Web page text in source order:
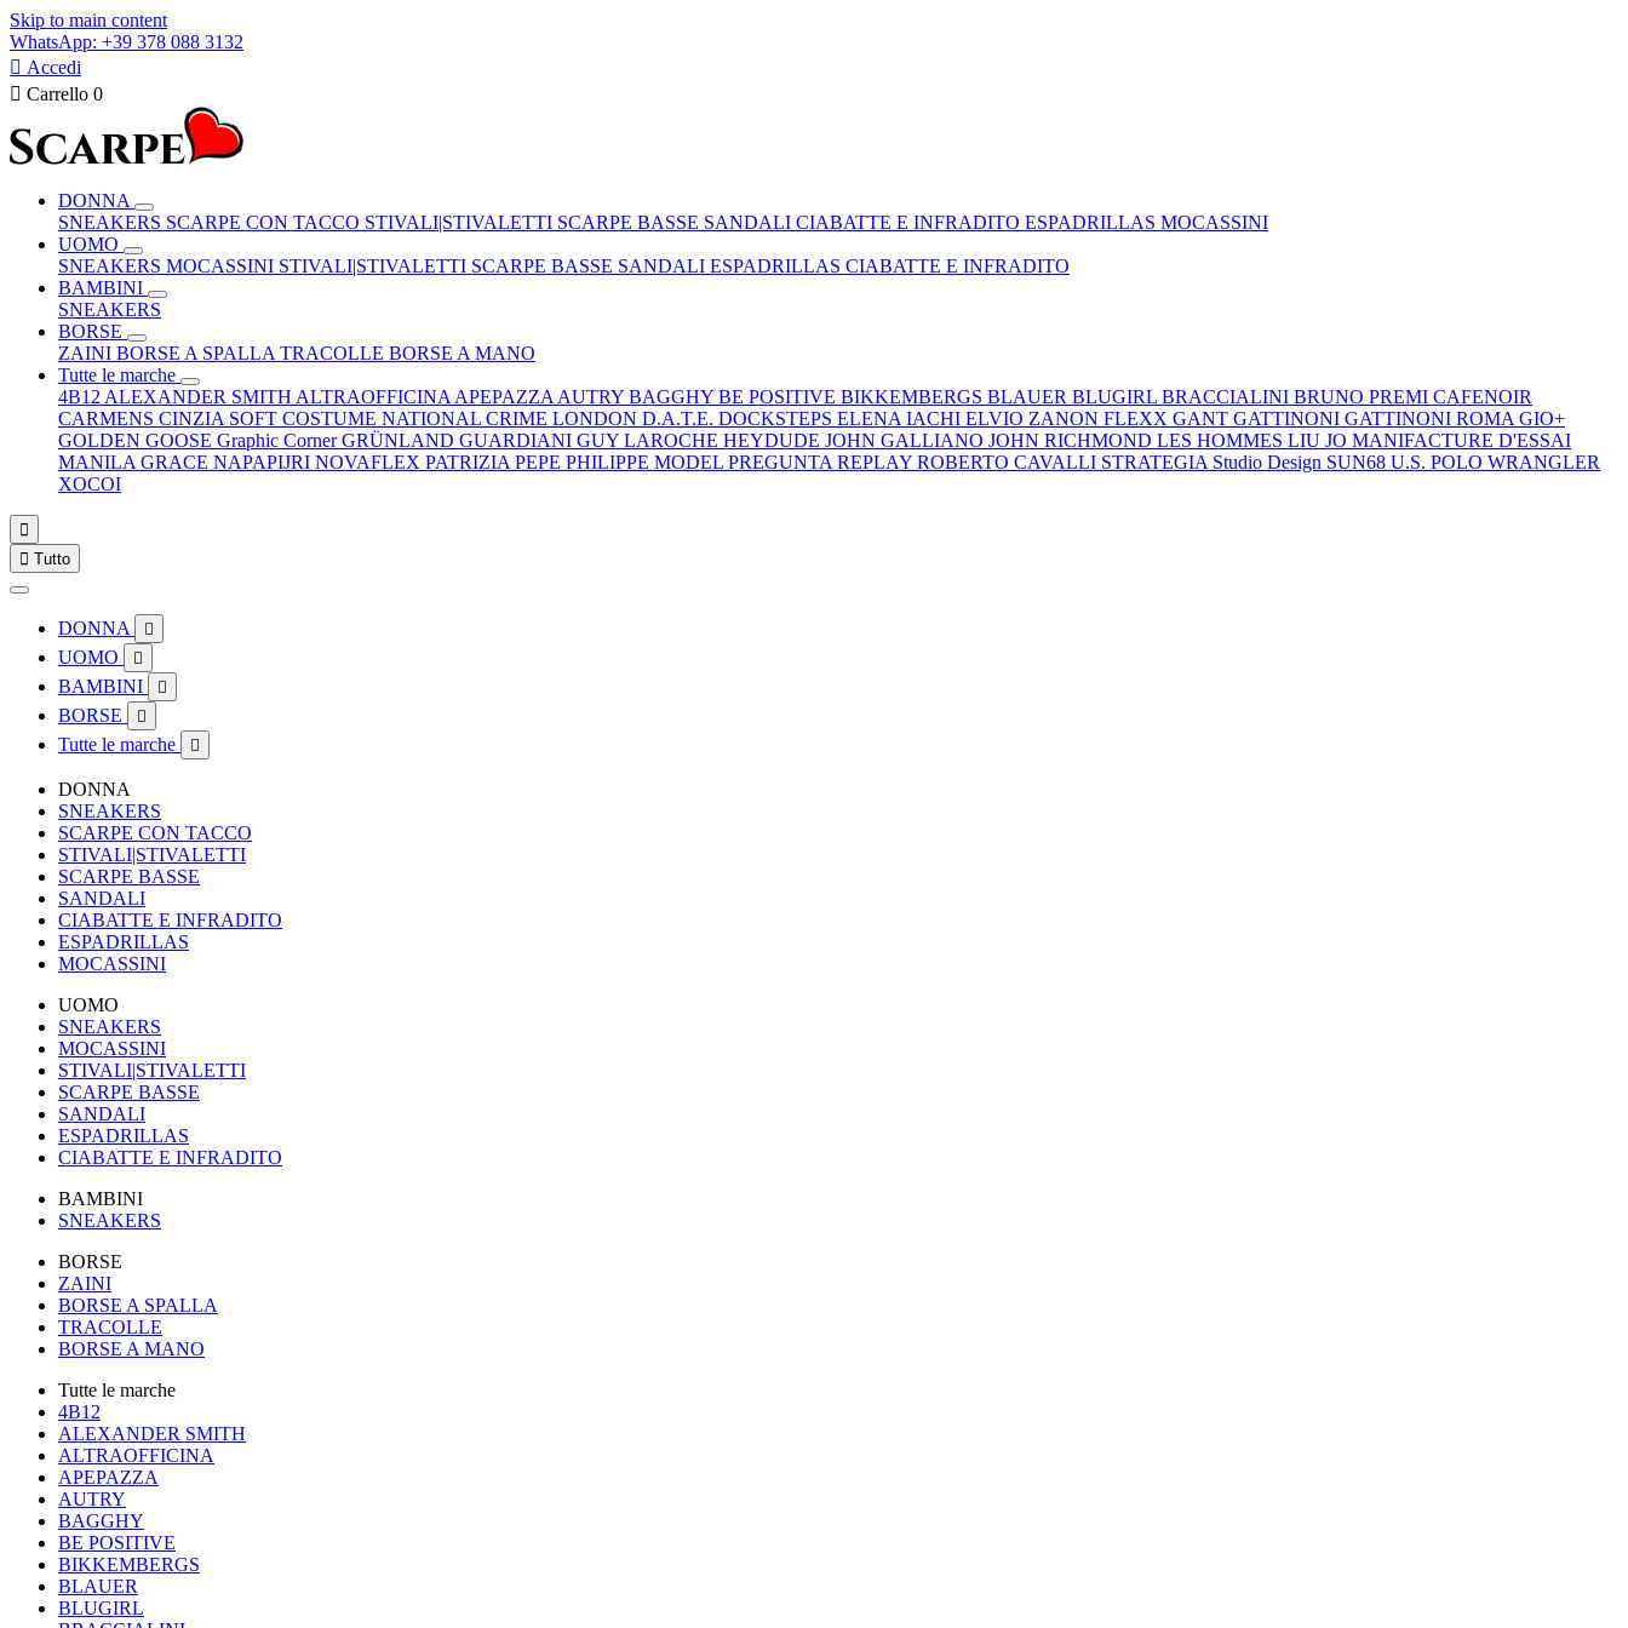
Skip to main content
WhatsApp: +39 378 088 3132
 Accedi
 Carrello 0
DONNA
SNEAKERS SCARPE CON TACCO STIVALI|STIVALETTI SCARPE BASSE SANDALI CIABATTE E INFRADITO ESPADRILLAS MOCASSINI
UOMO
SNEAKERS MOCASSINI STIVALI|STIVALETTI SCARPE BASSE SANDALI ESPADRILLAS CIABATTE E INFRADITO
BAMBINI
SNEAKERS
BORSE
ZAINI BORSE A SPALLA TRACOLLE BORSE A MANO
Tutte le marche
4B12 ALEXANDER SMITH ALTRAOFFICINA APEPAZZA AUTRY BAGGHY BE POSITIVE BIKKEMBERGS BLAUER BLUGIRL BRACCIALINI BRUNO PREMI CAFENOIR
CARMENS CINZIA SOFT COSTUME NATIONAL CRIME LONDON D.A.T.E. DOCKSTEPS ELENA IACHI ELVIO ZANON FLEXX GANT GATTINONI GATTINONI ROMA GIO+
GOLDEN GOOSE Graphic CornerGRÜNLAND GUARDIANI GUY LAROCHE HEYDUDE JOHN GALLIANO JOHN RICHMOND LES HOMMES LIU JO MANIFACTURE D'ESSAI
MANILA GRACE NAPAPIJRI NOVAFLEX PATRIZIA PEPE PHILIPPE MODEL PREGUNTA REPLAY ROBERTO CAVALLI STRATEGIA Studio Design SUN68 U.S. POLO WRANGLER
XOCOI

 Tutto
DONNA 
UOMO 
BAMBINI 
BORSE 
Tutte le marche 
DONNA
SNEAKERS
SCARPE CON TACCO
STIVALI|STIVALETTI
SCARPE BASSE
SANDALI
CIABATTE E INFRADITO
ESPADRILLAS
MOCASSINI
UOMO
SNEAKERS
MOCASSINI
STIVALI|STIVALETTI
SCARPE BASSE
SANDALI
ESPADRILLAS
CIABATTE E INFRADITO
BAMBINI
SNEAKERS
BORSE
ZAINI
BORSE A SPALLA
TRACOLLE
BORSE A MANO
Tutte le marche
4B12
ALEXANDER SMITH
ALTRAOFFICINA
APEPAZZA
AUTRY
BAGGHY
BE POSITIVE
BIKKEMBERGS
BLAUER
BLUGIRL